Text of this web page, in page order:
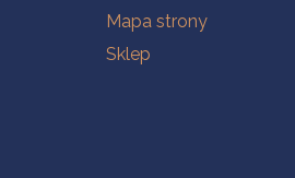
Mapa strony
Sklep